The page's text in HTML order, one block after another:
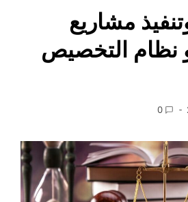
مشاريع
نظام التخصيص
0